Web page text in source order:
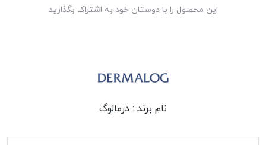
این محصول را با دوستان خود به اشتراک بگذارید
نام برند : درمالوگ